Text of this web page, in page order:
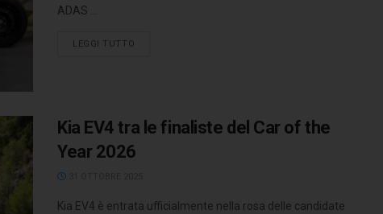
ADAS ...
LEGGI TUTTO
Kia EV4 tra le finaliste del Car of the
Year 2026
Kia EV4 è entrata ufficialmente nella rosa delle candidate